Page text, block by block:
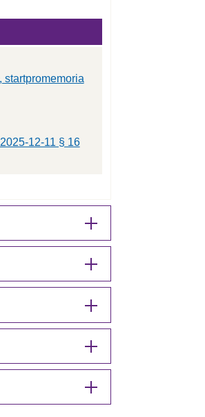
startpromemoria
12-11 § 16